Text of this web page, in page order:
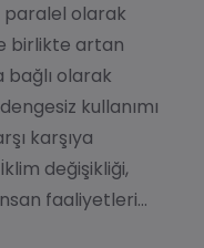
paralel olarak
birlikte artan
olarak
kullanımı
karşıya
değişikliği,
faaliyetleri…